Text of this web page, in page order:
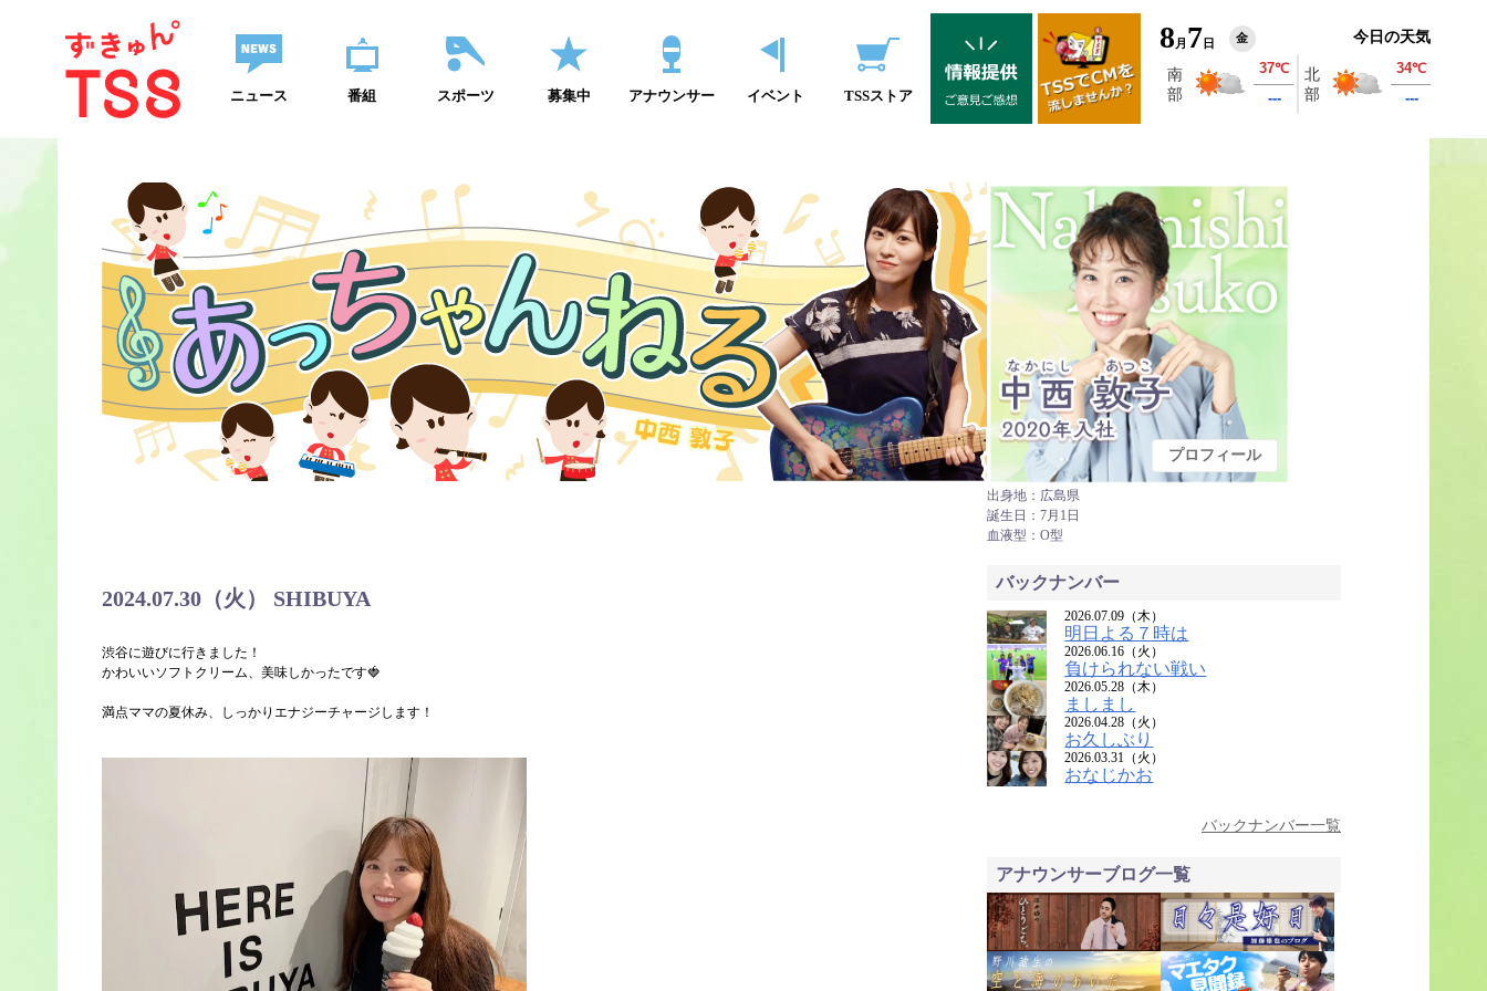
ニュース 番組 スポーツ 募集中 アナウンサー イベント TSSストア
8 月 7 日 金 今日の天気
プロフィール
出身地：広島県
誕生日：7月1日
血液型：O型
2024.07.30（火） SHIBUYA
渋谷に遊びに行きました！
かわいいソフトクリーム、美味しかったです🍓
満点ママの夏休み、しっかりエナジーチャージします！
バックナンバー
2026.07.09（木）
明日よる７時は
2026.06.16（火）
負けられない戦い
2026.05.28（木）
ましまし
2026.04.28（火）
お久しぶり
2026.03.31（火）
おなじかお
バックナンバー一覧
アナウンサーブログ一覧